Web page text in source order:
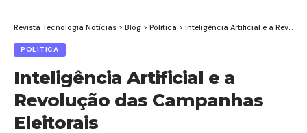
Revista Tecnologia Notícias > Blog > Politica > Inteligência Artificial e a Revolução das Campanhas Eleitorais
POLITICA
Inteligência Artificial e a
Revolução das Campanhas
Eleitorais